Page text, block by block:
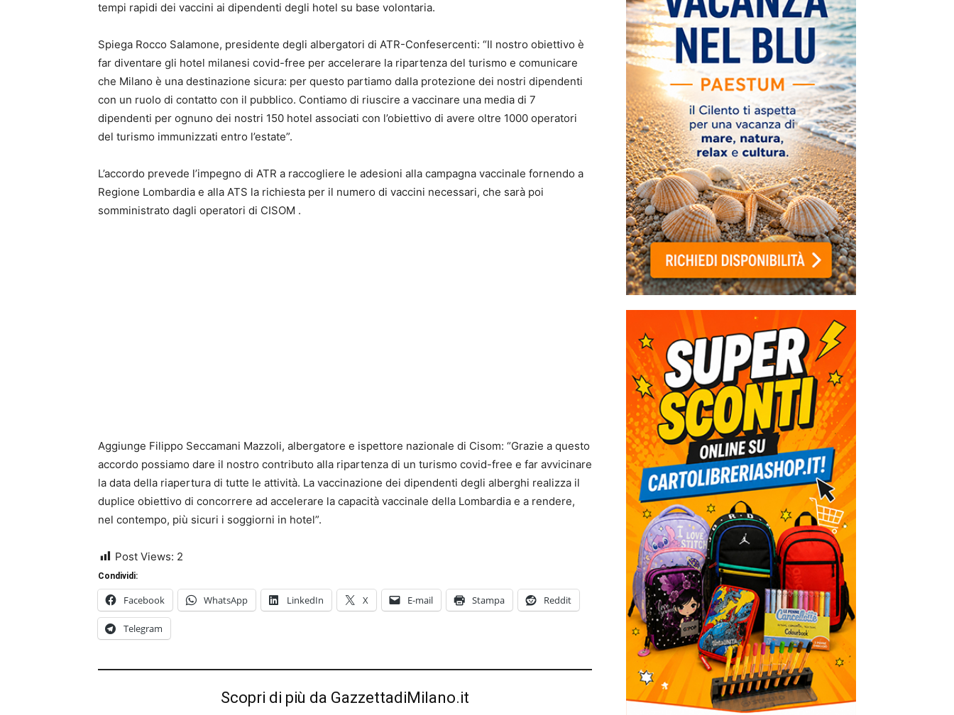
tempi rapidi dei vaccini ai dipendenti degli hotel su base volontaria.
Spiega Rocco Salamone, presidente degli albergatori di ATR-Confesercenti: “Il nostro obiettivo è
far diventare gli hotel milanesi covid-free per accelerare la ripartenza del turismo e comunicare
che Milano è una destinazione sicura: per questo partiamo dalla protezione dei nostri dipendenti
con un ruolo di contatto con il pubblico. Contiamo di riuscire a vaccinare una media di 7
dipendenti per ognuno dei nostri 150 hotel associati con l’obiettivo di avere oltre 1000 operatori
del turismo immunizzati entro l’estate”.
L’accordo prevede l’impegno di ATR a raccogliere le adesioni alla campagna vaccinale fornendo a
Regione Lombardia e alla ATS la richiesta per il numero di vaccini necessari, che sarà poi
somministrato dagli operatori di CISOM .
Aggiunge Filippo Seccamani Mazzoli, albergatore e ispettore nazionale di Cisom: “Grazie a questo
accordo possiamo dare il nostro contributo alla ripartenza di un turismo covid-free e far avvicinare
la data della riapertura di tutte le attività. La vaccinazione dei dipendenti degli alberghi realizza il
duplice obiettivo di concorrere ad accelerare la capacità vaccinale della Lombardia e a rendere,
nel contempo, più sicuri i soggiorni in hotel”.
Post Views: 2
Condividi:
Facebook WhatsApp LinkedIn X E-mail Stampa Reddit
Telegram
Scopri di più da GazzettadiMilano.it